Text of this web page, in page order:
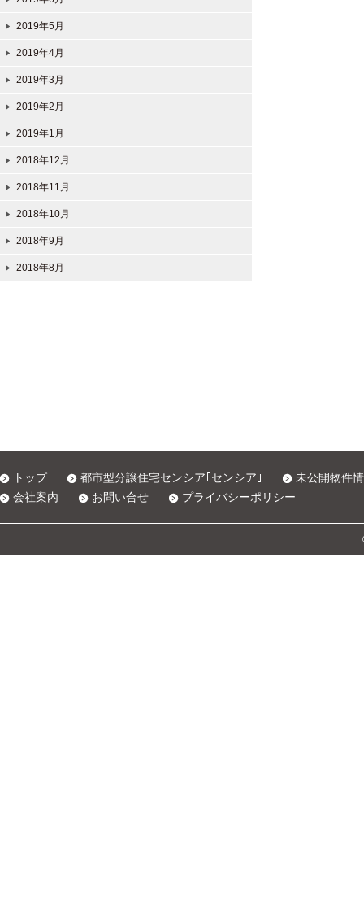
2019年5月
2019年4月
2019年3月
2019年2月
2019年1月
2018年12月
2018年11月
2018年10月
2018年9月
2018年8月
トップ 都市型分譲住宅センシア｢センシア｣
未公開物件
会社案内
お問い合せ プライバシーポリシー